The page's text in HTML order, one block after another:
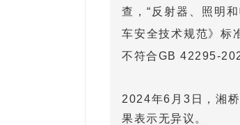
查，“反射器、照明
车安全技术规范》标
不符合GB 42295-
2024年6月3日，湘
果表示无异议。